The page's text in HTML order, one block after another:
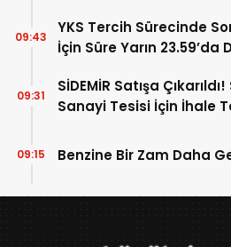
YKS Tercih Sürecinde
İçin Süre Yarın 23.59’da
09:43
SİDEMİR Satışa
Sanayi Tesisi İçin İhale
09:31
Benzine Bir Zam Daha
09:15